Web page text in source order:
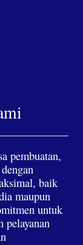
pembuatan,
baik
maupun
untuk
pelayanan